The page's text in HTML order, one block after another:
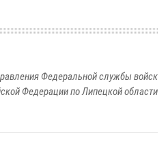
Федеральной службы войск
Федерации по Липецкой области